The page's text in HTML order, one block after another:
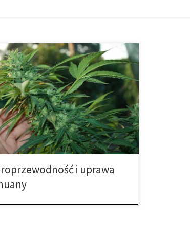
lub przewodność elektryczna? W tym
się na wyjaśnieniu pojęcia EC lub
elektrycznej w uprawie marihuany i
EC dla uzyskania dobrych
naszej domowej uprawie. EC to zdolność
energii elektrycznej. Woda,
odżywiają się rośliny, zawiera
minerały […]
i uprawa